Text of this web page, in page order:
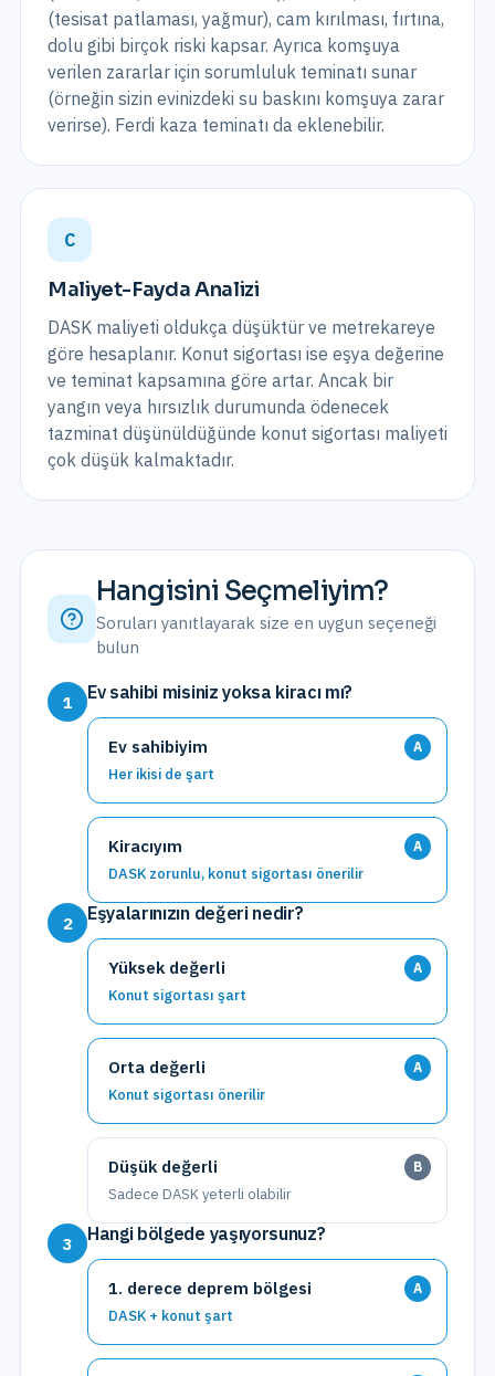
(tesisat patlaması, yağmur), cam kırılması, fırtına,
dolu gibi birçok riski kapsar. Ayrıca komşuya
verilen zararlar için sorumluluk teminatı sunar
(örneğin sizin evinizdeki su baskını komşuya zarar
verirse). Ferdi kaza teminatı da eklenebilir.
C
Maliyet-Fayda Analizi
DASK maliyeti oldukça düşüktür ve metrekareye
göre hesaplanır. Konut sigortası ise eşya değerine
ve teminat kapsamına göre artar. Ancak bir
yangın veya hırsızlık durumunda ödenecek
tazminat düşünüldüğünde konut sigortası maliyeti
çok düşük kalmaktadır.
Hangisini Seçmeliyim?
Soruları yanıtlayarak size en uygun seçeneği
bulun
1 Ev sahibi misiniz yoksa kiracı mı?
A
Ev sahibiyim
Her ikisi de şart
A
Kiracıyım
DASK zorunlu, konut sigortası önerilir
2 Eşyalarınızın değeri nedir?
A
Yüksek değerli
Konut sigortası şart
A
Orta değerli
Konut sigortası önerilir
B
Düşük değerli
Sadece DASK yeterli olabilir
3 Hangi bölgede yaşıyorsunuz?
A
1. derece deprem bölgesi
DASK + konut şart